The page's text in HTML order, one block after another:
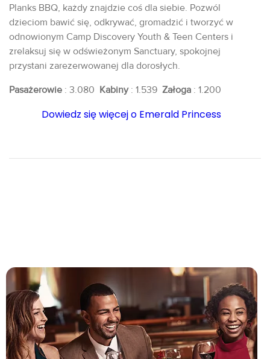
Planks BBQ, każdy znajdzie coś dla siebie. Pozwól
dzieciom bawić się, odkrywać, gromadzić i tworzyć w
odnowionym Camp Discovery Youth & Teen Centers i
zrelaksuj się w odświeżonym Sanctuary, spokojnej
przystani zarezerwowanej dla dorosłych.
Pasażerowie : 3.080 Kabiny: 1.539 Załoga : 1.200
Dowiedz się więcej o Emerald Princess